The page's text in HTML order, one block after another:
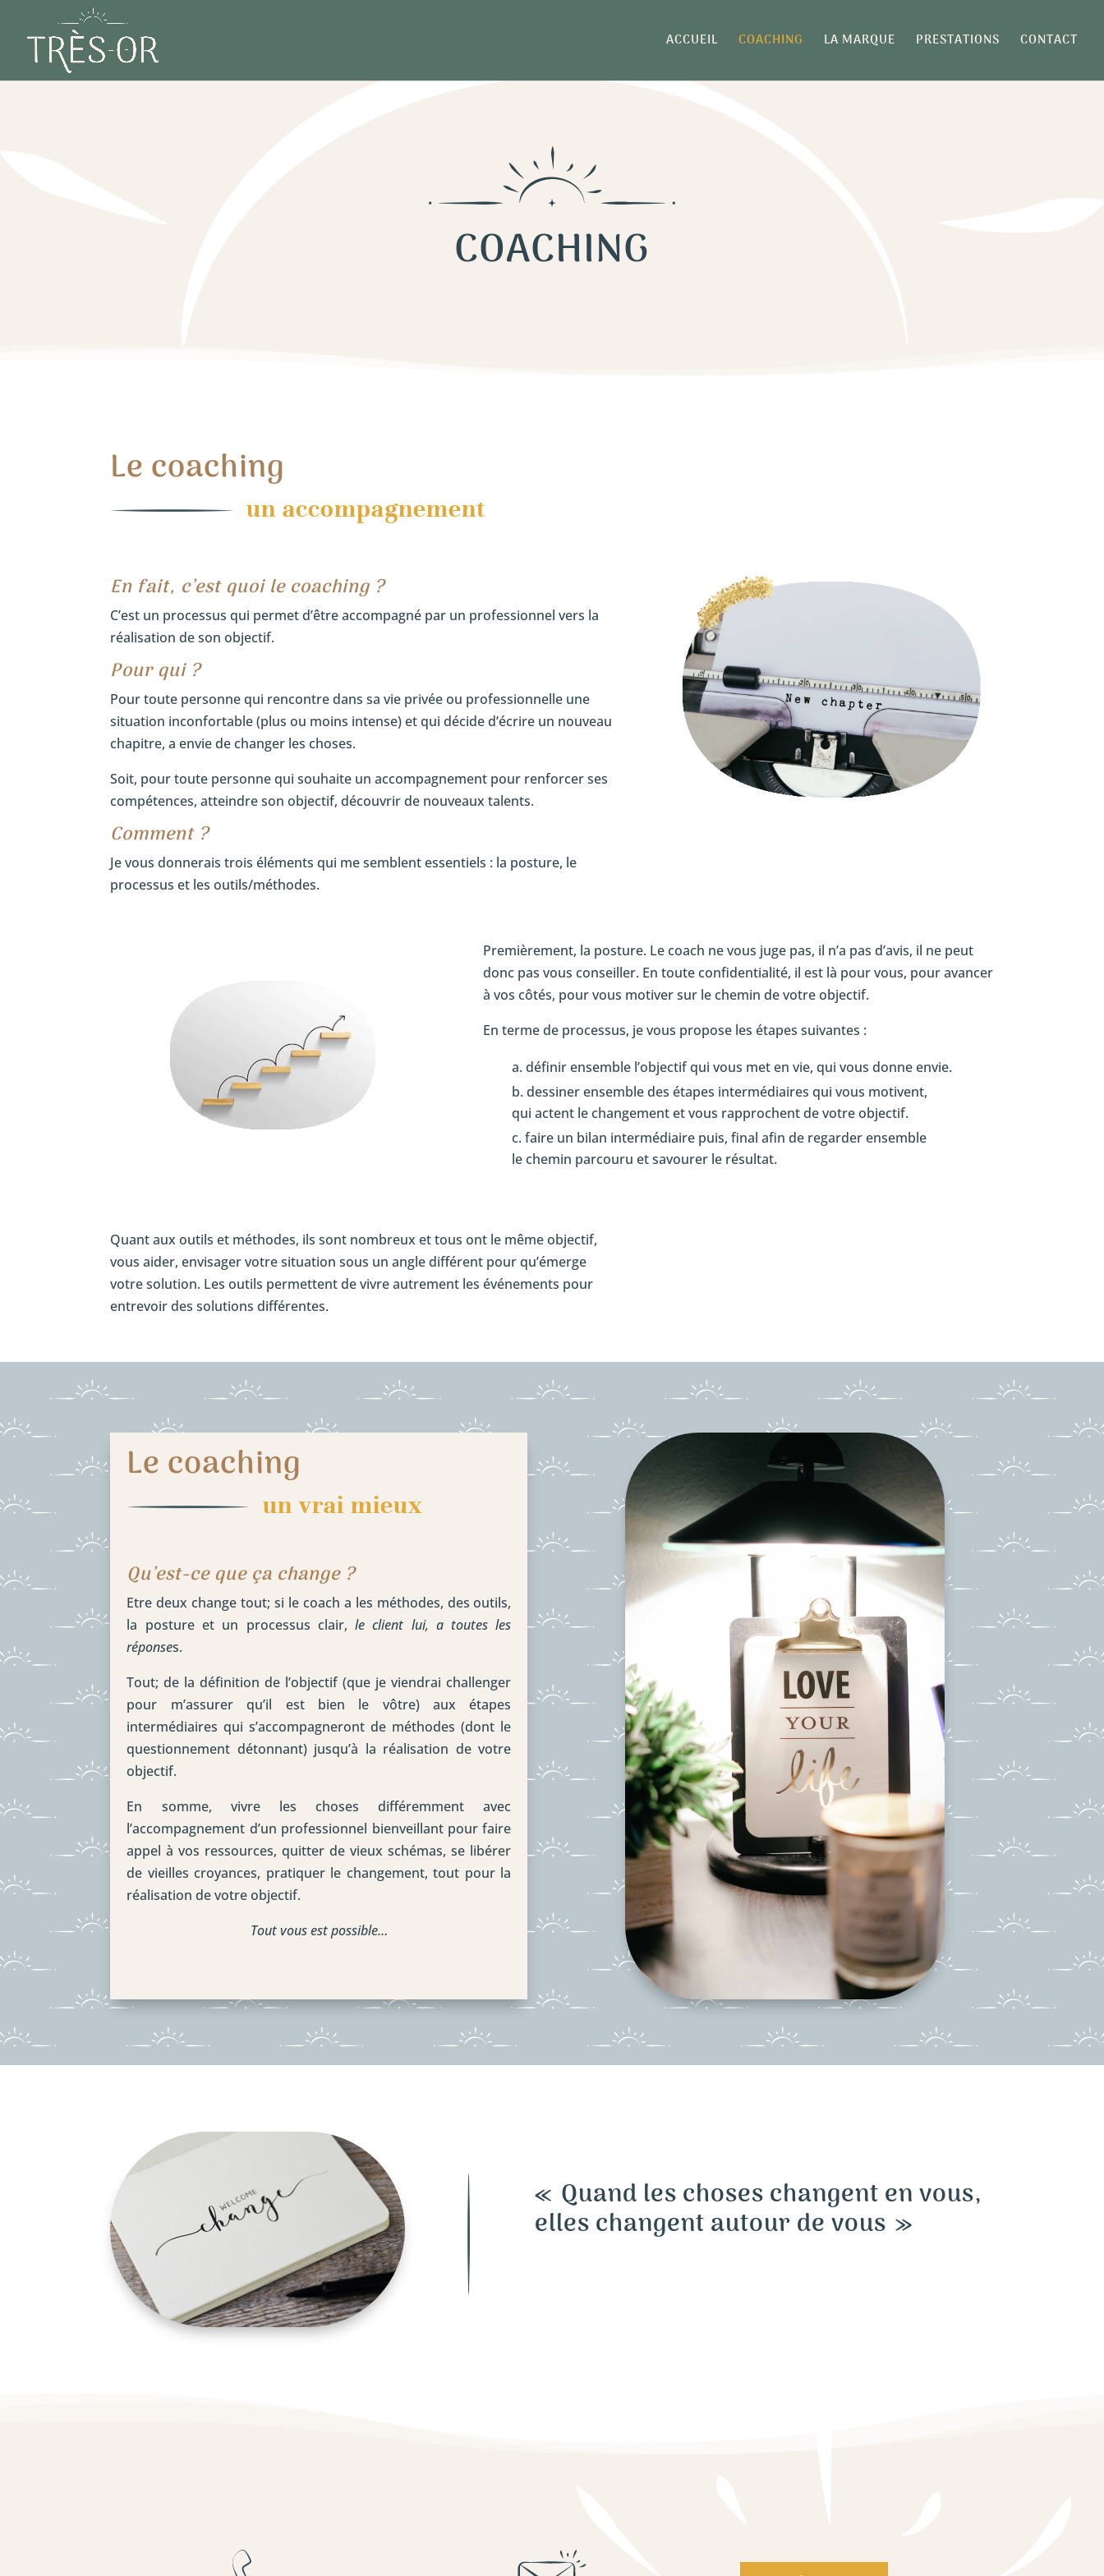
ACCUEIL COACHING LA MARQUE PRESTATIONS CONTACT
COACHING
Le coaching
un accompagnement
En fait, c’est quoi le coaching ?
C’est un processus qui permet d’être accompagné par un professionnel vers la
réalisation de son objectif.
Pour qui ?
Pour toute personne qui rencontre dans sa vie privée ou professionnelle une
situation inconfortable (plus ou moins intense) et qui décide d’écrire un nouveau
chapitre, a envie de changer les choses.
Soit, pour toute personne qui souhaite un accompagnement pour renforcer ses
compétences, atteindre son objectif, découvrir de nouveaux talents.
Comment ?
Je vous donnerais trois éléments qui me semblent essentiels : la posture, le
processus et les outils/méthodes.
Premièrement, la posture. Le coach ne vous juge pas, il n’a pas d’avis, il ne peut
donc pas vous conseiller. En toute confidentialité, il est là pour vous, pour avancer
à vos côtés, pour vous motiver sur le chemin de votre objectif.
En terme de processus, je vous propose les étapes suivantes :
définir ensemble l’objectif qui vous met en vie, qui vous donne envie.
dessiner ensemble des étapes intermédiaires qui vous motivent,
qui actent le changement et vous rapprochent de votre objectif.
faire un bilan intermédiaire puis, final afin de regarder ensemble
le chemin parcouru et savourer le résultat.
Quant aux outils et méthodes, ils sont nombreux et tous ont le même objectif,
vous aider, envisager votre situation sous un angle différent pour qu’émerge
votre solution. Les outils permettent de vivre autrement les événements pour
entrevoir des solutions différentes.
Le coaching
un vrai mieux
Qu’est-ce que ça change ?
Etre deux change tout; si le coach a les méthodes, des outils,
la posture et un processus clair, le client lui, a toutes les
réponses.
Tout; de la définition de l’objectif (que je viendrai challenger
pour m’assurer qu’il est bien le vôtre) aux étapes
intermédiaires qui s’accompagneront de méthodes (dont le
questionnement détonnant) jusqu’à la réalisation de votre
objectif.
En somme, vivre les choses différemment avec
l’accompagnement d’un professionnel bienveillant pour faire
appel à vos ressources, quitter de vieux schémas, se libérer
de vieilles croyances, pratiquer le changement, tout pour la
réalisation de votre objectif.
Tout vous est possible…
« Quand les choses changent en vous,
elles changent autour de vous »